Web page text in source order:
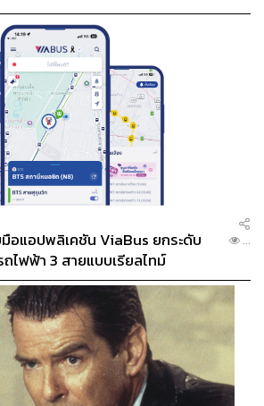
อแอปพลิเคชัน ViaBus ยกระดับ
ไฟฟ้า 3 สายแบบเรียลไทม์
...